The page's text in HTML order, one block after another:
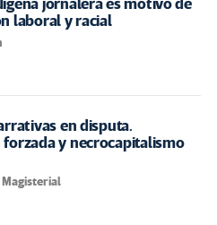
jornalera es motivo de
laboral y racial
en disputa.
forzada y necrocapitalismo